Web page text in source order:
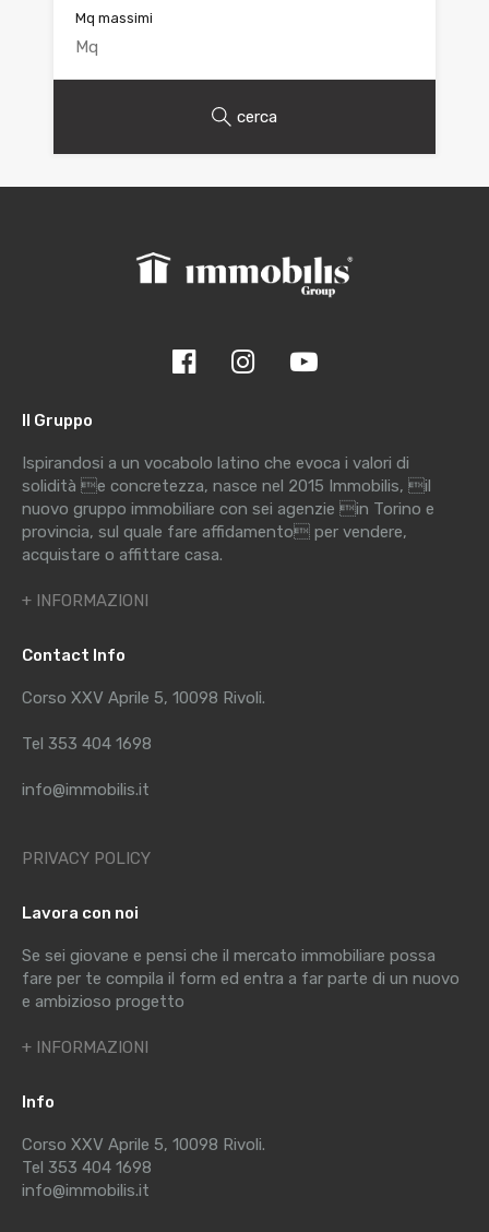
Mq massimi
cerca
Il Gruppo
Ispirandosi a un vocabolo latino che evoca i valori di
solidità e concretezza, nasce nel 2015 Immobilis, il
nuovo gruppo immobiliare con sei agenzie in Torino e
provincia, sul quale fare affidamento per vendere,
acquistare o affittare casa.
+ INFORMAZIONI
Contact Info
Corso XXV Aprile 5, 10098 Rivoli.
Tel 353 404 1698
info@immobilis.it
PRIVACY POLICY
Lavora con noi
Se sei giovane e pensi che il mercato immobiliare possa
fare per te compila il form ed entra a far parte di un nuovo
e ambizioso progetto
+ INFORMAZIONI
Info
Corso XXV Aprile 5, 10098 Rivoli.
Tel 353 404 1698
info@immobilis.it